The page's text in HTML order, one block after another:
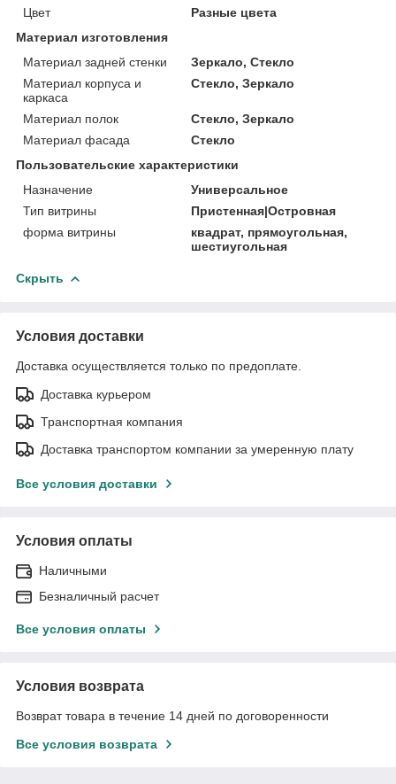
Цвет
Разные цвета
Материал изготовления
Материал задней стенки
Зеркало, Стекло
Материал корпуса и
каркаса
Стекло, Зеркало
Материал полок
Стекло, Зеркало
Материал фасада
Стекло
Пользовательские характеристики
Назначение
Универсальное
Тип витрины
Пристенная|Островная
форма витрины
квадрат, прямоугольная,
шестиугольная
Скрыть
Условия доставки
Доставка осуществляется только по предоплате.
Доставка курьером
Транспортная компания
Доставка транспортом компании за умеренную плату
Все условия доставки
Условия оплаты
Наличными
Безналичный расчет
Все условия оплаты
Условия возврата
Возврат товара в течение 14 дней по договоренности
Все условия возврата